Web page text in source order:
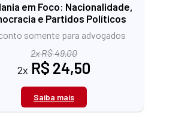
em Foco: Nacionalidade,
e Partidos Políticos
somente para advogados
2x R$ 49,00
2x R$ 24,50
Saiba mais